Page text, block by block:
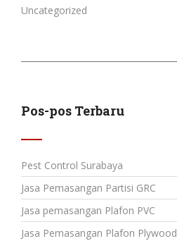
Uncategorized
Pos-pos Terbaru
Pest Control Surabaya
Jasa Pemasangan Partisi GRC
Jasa pemasangan Plafon PVC
Jasa Pemasangan Plafon Plywood